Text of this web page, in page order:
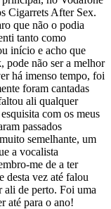
Cigarrets After Sex.
que não o podia
tanto como
início e acho que
pode não ser a melhor
há imenso tempo, foi
foram cantadas
ali qualquer
com os meus
passados
semelhante, um
a vocalista
me de a ter
desta vez até falou
ali de perto. Foi uma
até para o ano!